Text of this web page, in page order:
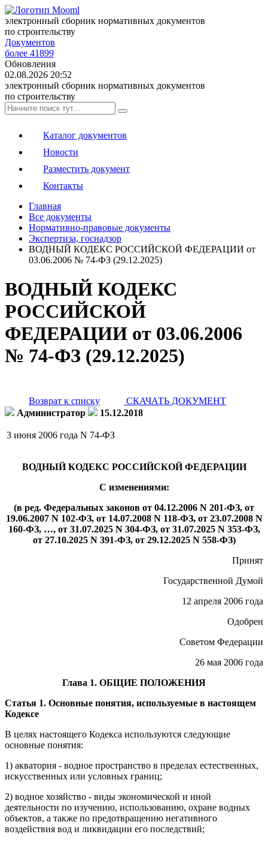
электронный сборник нормативных документов
по строительству
Документов
более 41899
Обновления
02.08.2026 20:52
электронный сборник нормативных документов
по строительству
Каталог документов
Новости
Разместить документ
Контакты
Главная
Все документы
Нормативно-правовые документы
Экспертиза, госнадзор
ВОДНЫЙ КОДЕКС РОССИЙСКОЙ ФЕДЕРАЦИИ от
03.06.2006 № 74-ФЗ (29.12.2025)
ВОДНЫЙ КОДЕКС
РОССИЙСКОЙ
ФЕДЕРАЦИИ от 03.06.2006
№ 74-ФЗ (29.12.2025)
Возврат к списку
СКАЧАТЬ ДОКУМЕНТ
Администратор
15.12.2018
3 июня 2006 года N 74-ФЗ
ВОДНЫЙ КОДЕКС РОССИЙСКОЙ ФЕДЕРАЦИИ
С изменениями:
(в ред. Федеральных законов от 04.12.2006 N 201-ФЗ, от
19.06.2007 N 102-ФЗ, от 14.07.2008 N 118-ФЗ, от 23.07.2008 N
160-ФЗ, …, от 31.07.2025 N 304-ФЗ, от 31.07.2025 N 353-ФЗ,
от 27.10.2025 N 391-ФЗ, от 29.12.2025 N 558-ФЗ)
Принят
Государственной Думой
12 апреля 2006 года
Одобрен
Советом Федерации
26 мая 2006 года
Глава 1. ОБЩИЕ ПОЛОЖЕНИЯ
Статья 1. Основные понятия, используемые в настоящем
Кодексе
В целях настоящего Кодекса используются следующие
основные понятия:
1) акватория - водное пространство в пределах естественных,
искусственных или условных границ;
2) водное хозяйство - виды экономической и иной
деятельности по изучению, использованию, охране водных
объектов, а также по предотвращению негативного
воздействия вод и ликвидации его последствий;